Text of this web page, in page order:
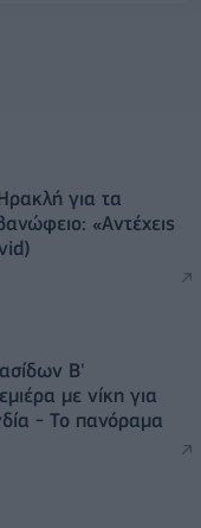
για τα
«Αντέχεις
Β'
με νίκη για
- Το πανόραμα